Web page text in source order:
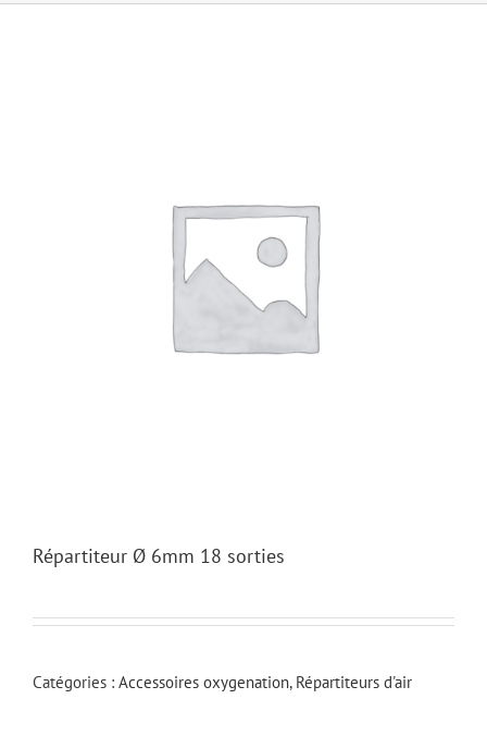
Répartiteur Ø 6mm 18 sorties
Catégories : Accessoires oxygenation, Répartiteurs d'air